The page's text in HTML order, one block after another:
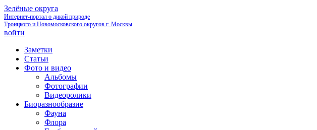
Зелёные округа
Интернет-портал о дикой природе
Троицкого и Новомосковского округов г. Москвы
войти
Заметки
Статьи
Фото и видео
Альбомы
Фотографии
Видеоролики
Биоразнообразие
Фауна
Флора